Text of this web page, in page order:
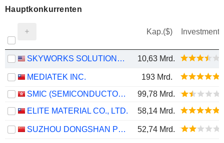
Hauptkonkurrenten
Kap.($) Investment
SKYWORKS SOLUTIONS, INC. 10,63 Mrd.
MEDIATEK INC.
193 Mrd.
SMIC (SEMICONDUCTOR MANUFACTURING INTERNATIONAL COMPANY)
99,78 Mrd.
ELITE MATERIAL CO., LTD.
58,14 Mrd.
SUZHOU DONGSHAN PRECISION MANUFACTURING CO., LTD. 52,74 Mrd.